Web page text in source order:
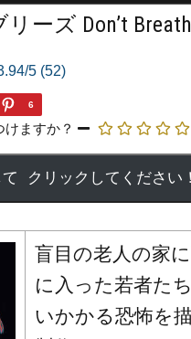
ーズ Don’t
5 (52)
6
けますか？
盲目の老人の家
に入った若者た
いかかる恐怖を描